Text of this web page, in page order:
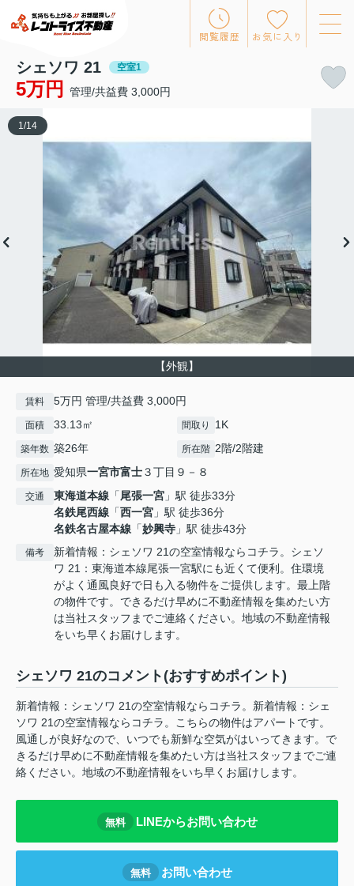
閲覧履歴 お気に入り
シェソワ 21 空室1
5万円 管理/共益費 3,000円
【外観】
1 /14
賃料 5万円 管理/共益費 3,000円
面積 33.13㎡ 間取り 1K
築年数 築26年 所在階 2階/2階建
所在地 愛知県一宮市富士３丁目９－８
交通 東海道本線 「尾張一宮 」駅 徒歩33分
名鉄尾西線 「西一宮 」駅 徒歩36分
名鉄名古屋本線 「妙興寺 」駅 徒歩43分
備考
新着情報：シェソワ 21の空室情報ならコチラ。シェソ
ワ 21：東海道本線尾張一宮駅にも近くて便利。住環境
がよく通風良好で日も入る物件をご提供します。最上階
の物件です。できるだけ早めに不動産情報を集めたい方
は当社スタッフまでご連絡ください。地域の不動産情報
をいち早くお届けします。
シェソワ 21のコメント(おすすめポイント)
新着情報：シェソワ 21の空室情報ならコチラ。新着情報：シェ
ソワ 21の空室情報ならコチラ。こちらの物件はアパートです。
風通しが良好なので、いつでも新鮮な空気がはいってきます。で
きるだけ早めに不動産情報を集めたい方は当社スタッフまでご連
絡ください。地域の不動産情報をいち早くお届けします。
無料 LINEからお問い合わせ
無料 お問い合わせ